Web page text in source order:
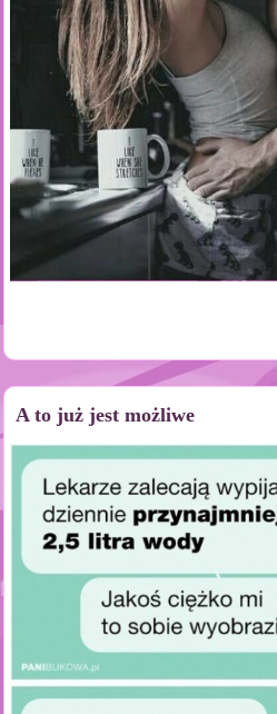
A to już jest możliwe